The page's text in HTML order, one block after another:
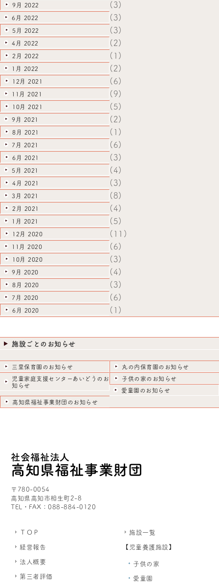
9月 2022 (3)
6月 2022 (3)
5月 2022 (3)
4月 2022 (2)
2月 2022 (1)
1月 2022 (2)
12月 2021 (6)
11月 2021 (9)
10月 2021 (5)
9月 2021 (2)
8月 2021 (1)
7月 2021 (6)
6月 2021 (3)
5月 2021 (4)
4月 2021 (3)
3月 2021 (8)
2月 2021 (4)
1月 2021 (5)
12月 2020 (11)
11月 2020 (6)
10月 2020 (3)
9月 2020 (4)
8月 2020 (3)
7月 2020 (6)
6月 2020 (1)
施設ごとのお知らせ
三里保育園のお知らせ
丸の内保育園のお知らせ
児童家庭支援センターあいどうのお
知らせ
子供の家のお知らせ
愛童園のお知らせ
高知県福祉事業財団のお知らせ
〒780-0054
高知県高知市相生町2-8
TEL・FAX：088-884-0120
ＴＯＰ
経営報告
法人概要
第三者評価
施設一覧
【児童養護施設】
子供の家
愛童園